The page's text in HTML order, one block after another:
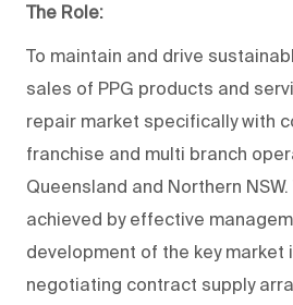
The Role:
To maintain and drive
sales of PPG products and
repair market specifically with
franchise and multi branch
Queensland and Northern NSW.
achieved by effective
development of the key market
negotiating contract supply